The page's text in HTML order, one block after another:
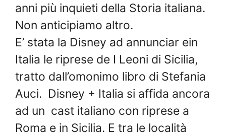
anni più inquieti della Storia italiana.
Non anticipiamo altro.
E’ stata la Disney ad annunciar ein
Italia le riprese de I Leoni di Sicilia,
tratto dall’omonimo libro di Stefania
Auci. Disney + Italia si affida ancora
ad un cast italiano con riprese a
Roma e in Sicilia. E tra le località